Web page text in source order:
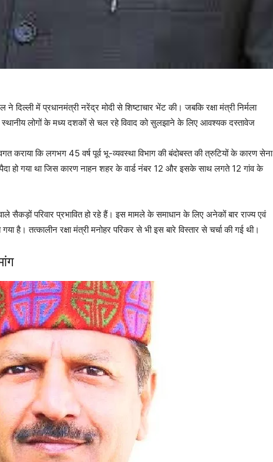
ने दिल्ली में प्रधानमंत्री नरेंद्र मोदी से शिष्टाचार भेंट की। जबकि रक्षा मंत्री निर्मला
लोगों के मध्य दशकों से चल रहे विवाद को सुलझाने के लिए आवश्यक दस्तावेज
कराया कि लगभग 45 वर्ष पूर्व भू-व्यवस्था विभाग की बंदोबस्त की त्रुटियों के कारण सेना
हो गया था जिस कारण नाहन शहर के वार्ड नंबर 12 और इसके साथ लगते 12 गांव के
सैकड़ों परिवार प्रभावित हो रहे हैं। इस मामले के समाधान के लिए अनेकों बार राज्य एवं
है। तत्कालीन रक्षा मंत्री मनोहर परिकर से भी इस बारे विस्तार से चर्चा की गई थी।